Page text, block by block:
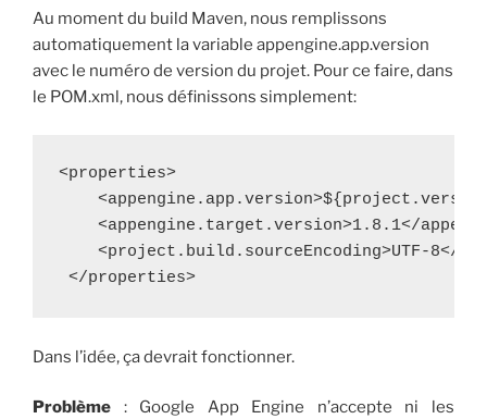
Au moment du build Maven, nous remplissons
automatiquement la variable appengine.app.version
avec le numéro de version du projet. Pour ce faire, dans
le POM.xml, nous définissons simplement:
<properties>
<appengine.target.version>1.8.1</
<project.build.sourceEncoding>UTF-8</
</properties>
Dans l’idée, ça devrait fonctionner.
Problème : Google App Engine n’accepte ni les